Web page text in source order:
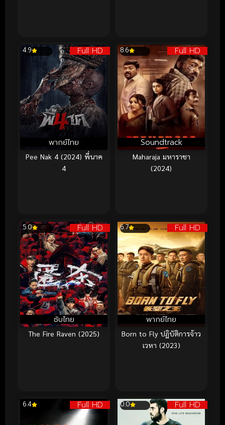
Full HD
พากย์ไทย
4.9
Pee Nak 4 (2024) พี่นาค
4
Full HD
Soundtrack
8.6
Maharaja มหาราชา
(2024)
Full HD
ซับไทย
5.0
The Fire Raven (2025)
Full HD
พากย์ไทย
6.7
Born to Fly ปฏิบัติการจ้าว
เวหา (2023)
Full HD
6.4 Full HD
0.0